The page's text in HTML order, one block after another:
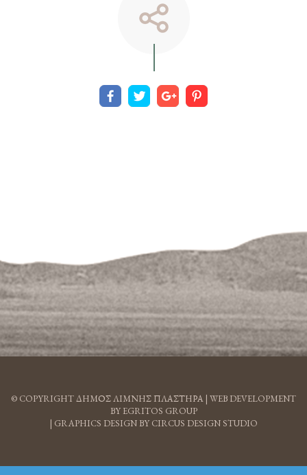
© COPYRIGHT ΔΗΜΟΣ ΛΙΜΝΗΣ ΠΛΑΣΤΗΡΑ | WEB DEVELOPMENT
BY EGRITOS GROUP
| GRAPHICS DESIGN BY CIRCUS DESIGN STUDIO